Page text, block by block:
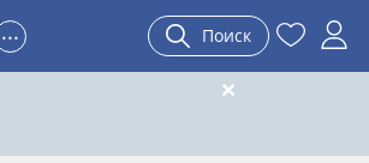
... Поиск